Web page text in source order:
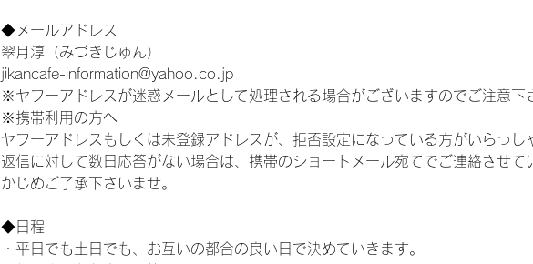
◆メールアドレス
翠月淳（みづきじゅん）
jikancafe-information@yahoo.co.jp
※ヤフーアドレスが迷惑メールとして処理される場合がございますのでご注意下
※携帯利用の方へ
ヤフーアドレスもしくは未登録アドレスが、拒否設定になっている方がいらっし
返信に対して数日応答がない場合は、携帯のショートメール宛てでご連絡させて
かじめご了承下さいませ。
◆日程
・平日でも土日でも、お互いの都合の良い日で決めていきます。